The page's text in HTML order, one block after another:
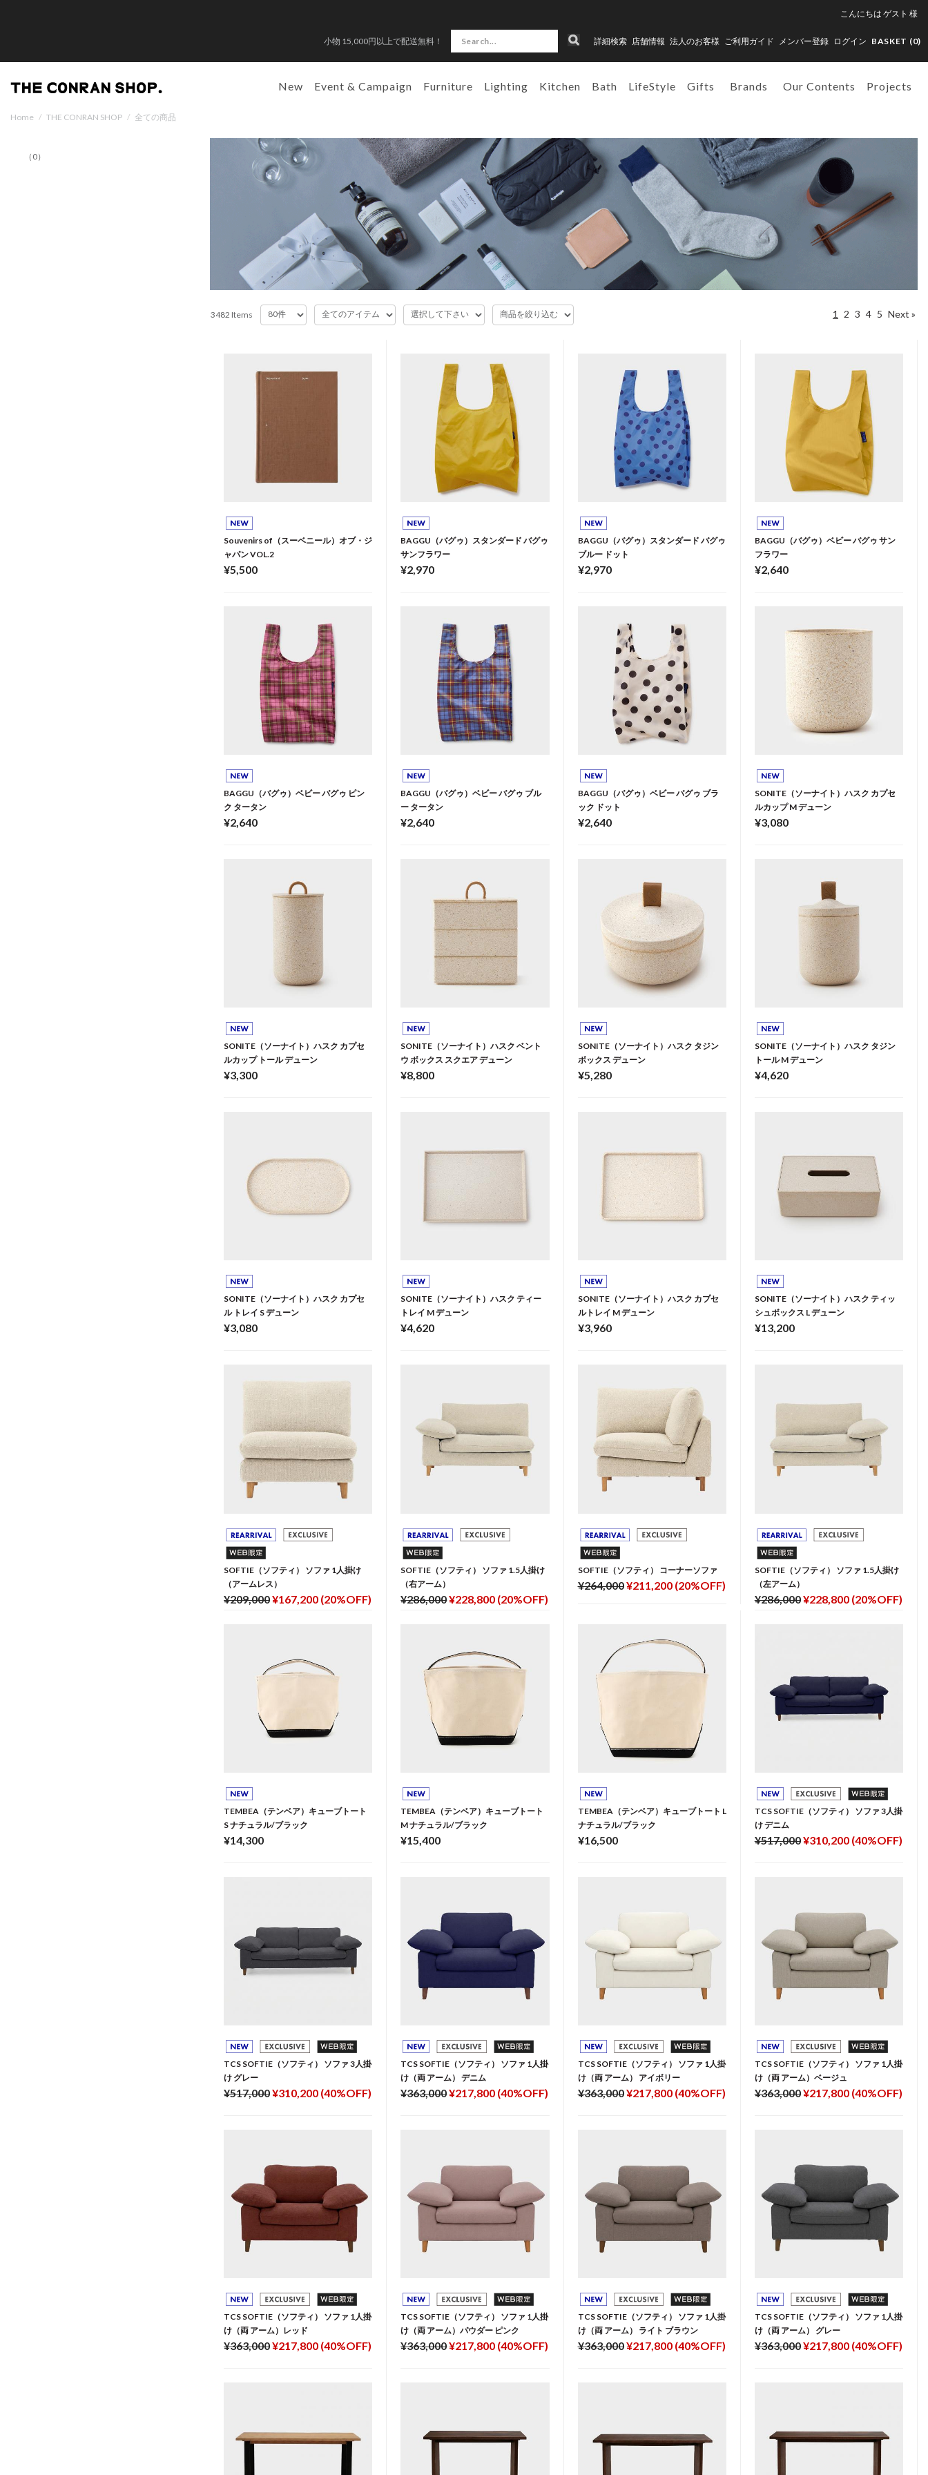
こんにちは ゲスト 様
小物 15,000円以上で配送無料！ 詳細検索 店舗情報 法人のお客様 ご利用ガイド メンバー登録 ログイン BASKET (0)
New Event & Campaign Furniture Lighting Kitchen Bath LifeStyle Gifts Brands Our Contents Projects
Home / THE CONRAN SHOP / 全ての商品
3482 Items 1 2 3 4 5 Next »
Souvenirs of（スーベニール）オブ・ジ
ャパン VOL.2
¥5,500
BAGGU（バグゥ）スタンダード バグゥ
サンフラワー
¥2,970
BAGGU（バグゥ）スタンダード バグゥ
ブルー ドット
¥2,970
BAGGU（バグゥ）ベビー バグゥ サン
フラワー
¥2,640
BAGGU（バグゥ）ベビー バグゥ ピン
ク タータン
¥2,640
BAGGU（バグゥ）ベビー バグゥ ブル
ー タータン
¥2,640
BAGGU（バグゥ）ベビー バグゥ ブラ
ック ドット
¥2,640
SONITE（ソーナイト）ハスク カプセ
ルカップ M デューン
¥3,080
SONITE（ソーナイト）ハスク カプセ
ルカップ トール デューン
¥3,300
SONITE（ソーナイト）ハスク ベント
ウ ボックス スクエア デューン
¥8,800
SONITE（ソーナイト）ハスク タジン
ボックス デューン
¥5,280
SONITE（ソーナイト）ハスク タジン
トール M デューン
¥4,620
SONITE（ソーナイト）ハスク カプセ
ル トレイ S デューン
¥3,080
SONITE（ソーナイト）ハスク ティー
トレイ M デューン
¥4,620
SONITE（ソーナイト）ハスク カプセ
ルトレイ M デューン
¥3,960
SONITE（ソーナイト）ハスク ティッ
シュボックス L デューン
¥13,200
SOFTIE（ソフティ） ソファ 1人掛け
（アームレス）
¥209,000¥167,200 (20%OFF)
SOFTIE（ソフティ） ソファ 1.5人掛け
（右アーム）
¥286,000¥228,800 (20%OFF)
SOFTIE（ソフティ） コーナーソファ
¥264,000¥211,200 (20%OFF)
SOFTIE（ソフティ） ソファ 1.5人掛け
（左アーム）
¥286,000¥228,800 (20%OFF)
TEMBEA（テンベア）キューブトート
S ナチュラル/ブラック
¥14,300
TEMBEA（テンベア）キューブトート
M ナチュラル/ブラック
¥15,400
TEMBEA（テンベア）キューブトート L
ナチュラル/ブラック
¥16,500
TCS SOFTIE（ソフティ） ソファ 3人掛
け デニム
¥517,000¥310,200 (40%OFF)
TCS SOFTIE（ソフティ） ソファ 3人掛
け グレー
¥517,000¥310,200 (40%OFF)
TCS SOFTIE（ソフティ） ソファ 1人掛
け（両 アーム） デニム
¥363,000¥217,800 (40%OFF)
TCS SOFTIE（ソフティ） ソファ 1人掛
け（両 アーム） アイボリー
¥363,000¥217,800 (40%OFF)
TCS SOFTIE（ソフティ） ソファ 1人掛
け（両 アーム）ベージュ
¥363,000¥217,800 (40%OFF)
TCS SOFTIE（ソフティ） ソファ 1人掛
け（両 アーム）レッド
¥363,000¥217,800 (40%OFF)
TCS SOFTIE（ソフティ） ソファ 1人掛
け（両 アーム）パウダー ピンク
¥363,000¥217,800 (40%OFF)
TCS SOFTIE（ソフティ） ソファ 1人掛
け（両 アーム） ライト ブラウン
¥363,000¥217,800 (40%OFF)
TCS SOFTIE（ソフティ） ソファ 1人掛
け（両 アーム） グレー
¥363,000¥217,800 (40%OFF)
（0）